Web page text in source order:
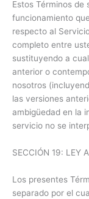
Estos Términos
funcionamiento
respecto al
completo entre
sustituyendo a
anterior o
nosotros
las versiones
ambigüedad en la
servicio no se
SECCIÓN 19: LEY
Los presentes
separado por el